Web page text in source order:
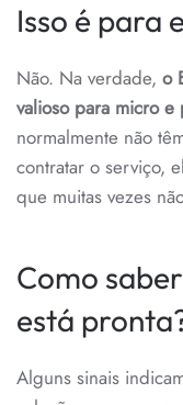
Isso é para
Não. Na verdade, o
valioso para micro e
normalmente não
contratar o serviço,
que muitas vezes
Como
está
Alguns sinais